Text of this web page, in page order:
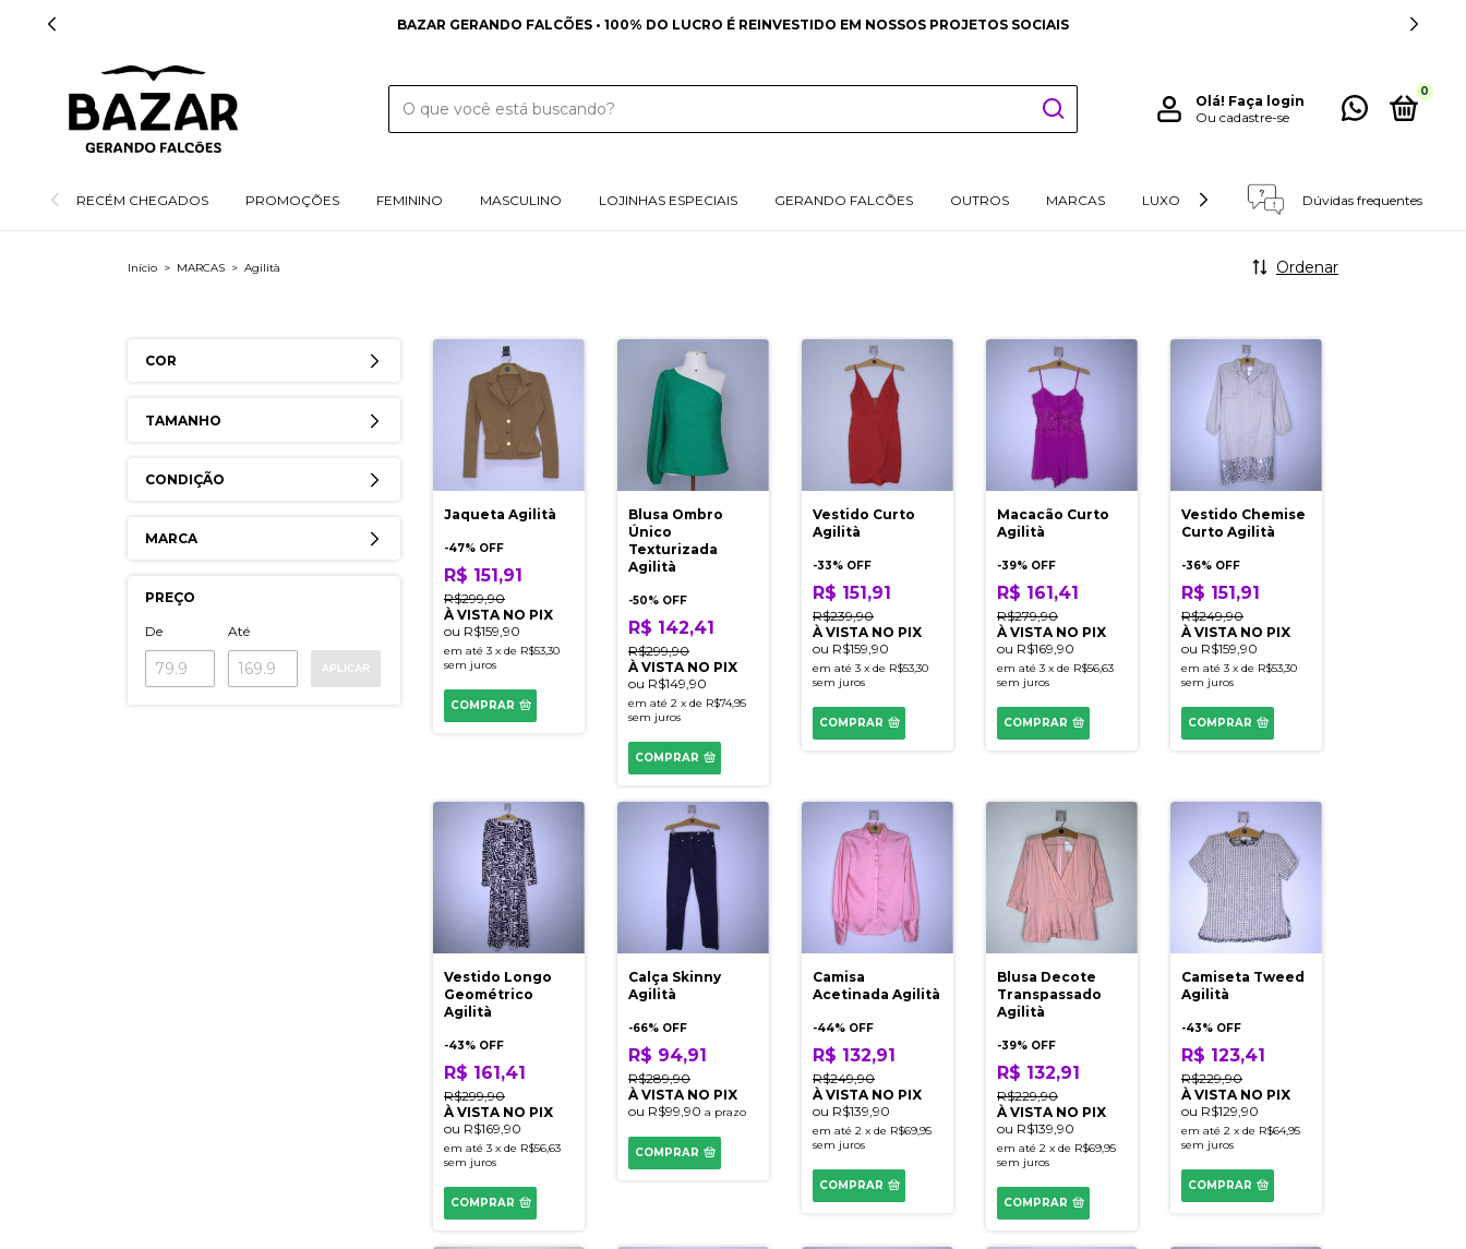
FRETE GRÁTIS NAS COMPRAS ACIMA DE 349 REAIS PARA SUL E SUDESTE
Olá! Faça login
Ou cadastre-se
0
RECÉM CHEGADOS PROMOÇÕES FEMININO MASCULINO LOJINHAS ESPECIAIS GERANDO FALCÕES OUTROS MARCAS LUXO RETIRADAS E DEVOLUÇÕES
Dúvidas frequentes
Início > MARCAS > Agilità Ordenar
COR
TAMANHO
CONDIÇÃO
MARCA
PREÇO
De Até
APLICAR
Jaqueta Agilità
-47% OFF
R$ 151,91
R$299,90
À VISTA NO PIX
ou R$159,90
em até 3 x de R$53,30
sem juros
COMPRAR
Blusa Ombro
Único
Texturizada
Agilità
-50% OFF
R$ 142,41
R$299,90
À VISTA NO PIX
ou R$149,90
em até 2 x de R$74,95
sem juros
COMPRAR
Vestido Curto
Agilità
-33% OFF
R$ 151,91
R$239,90
À VISTA NO PIX
ou R$159,90
em até 3 x de R$53,30
sem juros
COMPRAR
Macacão Curto
Agilità
-39% OFF
R$ 161,41
R$279,90
À VISTA NO PIX
ou R$169,90
em até 3 x de R$56,63
sem juros
COMPRAR
Vestido Chemise
Curto Agilità
-36% OFF
R$ 151,91
R$249,90
À VISTA NO PIX
ou R$159,90
em até 3 x de R$53,30
sem juros
COMPRAR
Vestido Longo
Geométrico
Agilità
-43% OFF
R$ 161,41
R$299,90
À VISTA NO PIX
ou R$169,90
em até 3 x de R$56,63
sem juros
COMPRAR
Calça Skinny
Agilità
-66% OFF
R$ 94,91
R$289,90
À VISTA NO PIX
ou R$99,90 a prazo
COMPRAR
Camisa
Acetinada Agilità
-44% OFF
R$ 132,91
R$249,90
À VISTA NO PIX
ou R$139,90
em até 2 x de R$69,95
sem juros
COMPRAR
Blusa Decote
Transpassado
Agilità
-39% OFF
R$ 132,91
R$229,90
À VISTA NO PIX
ou R$139,90
em até 2 x de R$69,95
sem juros
COMPRAR
Camiseta Tweed
Agilità
-43% OFF
R$ 123,41
R$229,90
À VISTA NO PIX
ou R$129,90
em até 2 x de R$64,95
sem juros
COMPRAR